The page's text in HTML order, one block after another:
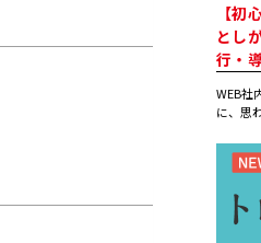
【初
とし
行・
WEB社
に、思